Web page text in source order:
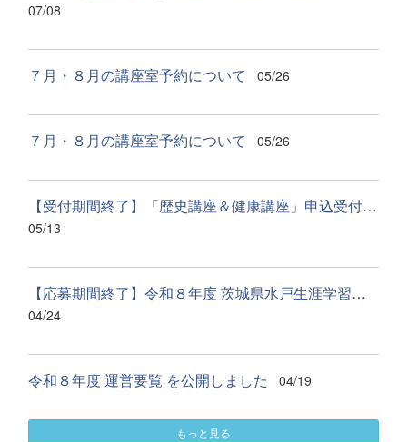
07/08
７月・８月の講座室予約について 05/26
７月・８月の講座室予約について 05/26
【受付期間終了】「歴史講座＆健康講座」申込受付中！
05/13
【応募期間終了】令和８年度 茨城県水戸生涯学習センター 社会教...
04/24
令和８年度 運営要覧 を公開しました 04/19
もっと見る